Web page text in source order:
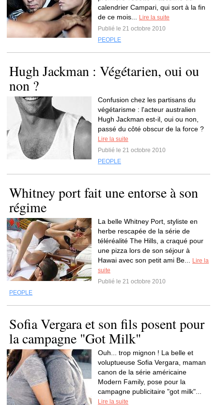
calendrier Campari, qui sort à la fin
de ce mois...
Lire la suite
Publié le 21 octobre 2010
PEOPLE
Hugh Jackman : Végétarien, oui ou
non ?
Confusion chez les partisans du
végétarisme : l'acteur australien
Hugh Jackman est-il, oui ou non,
passé du côté obscur de la force ?
Lire la suite
Publié le 21 octobre 2010
PEOPLE
Whitney port fait une entorse à son
régime
La belle Whitney Port, styliste en
herbe rescapée de la série de
téléréalité The Hills, a craqué pour
une pizza lors de son séjour à
Hawai avec son petit ami Be...
Lire la
suite
Publié le 21 octobre 2010
PEOPLE
Sofia Vergara et son fils posent pour
la campagne "Got Milk"
Ouh... trop mignon ! La belle et
voluptueuse Sofia Vergara, maman
canon de la série américaine
Modern Family, pose pour la
campagne publicitaire "got milk"...
Lire la suite